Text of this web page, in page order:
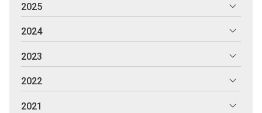
2025
2024
2023
2022
2021